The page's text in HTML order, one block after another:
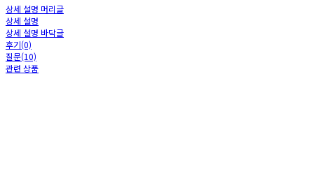
상세 설명 머리글
상세 설명
상세 설명 바닥글
후기(0)
질문(10)
관련 상품